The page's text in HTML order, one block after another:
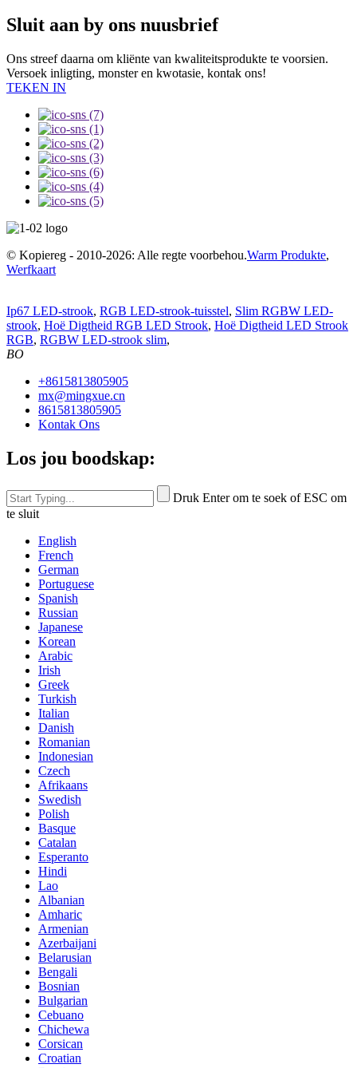
Sluit aan by ons nuusbrief
Ons streef daarna om kliënte van kwaliteitsprodukte te voorsien.
Versoek inligting, monster en kwotasie, kontak ons!
TEKEN IN
© Kopiereg - 2010-2026: Alle regte voorbehou.Warm Produkte,
Werfkaart
Ip67 LED-strook, RGB LED-strook-tuisstel, Slim RGBW LED-
strook, Hoë Digtheid RGB LED Strook, Hoë Digtheid LED Strook
RGB, RGBW LED-strook slim,
BO
+8615813805905
mx@mingxue.cn
8615813805905
Kontak Ons
Los jou boodskap:
Druk Enter om te soek of ESC om
te sluit
English
French
German
Portuguese
Spanish
Russian
Japanese
Korean
Arabic
Irish
Greek
Turkish
Italian
Danish
Romanian
Indonesian
Czech
Afrikaans
Swedish
Polish
Basque
Catalan
Esperanto
Hindi
Lao
Albanian
Amharic
Armenian
Azerbaijani
Belarusian
Bengali
Bosnian
Bulgarian
Cebuano
Chichewa
Corsican
Croatian